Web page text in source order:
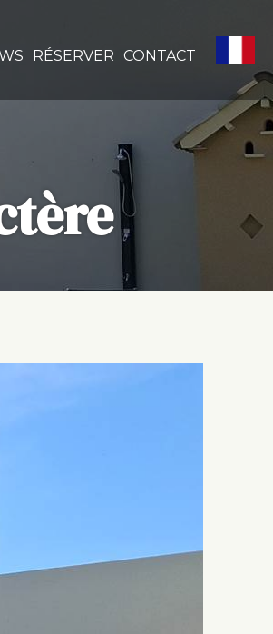
RÉSERVER CONTACT